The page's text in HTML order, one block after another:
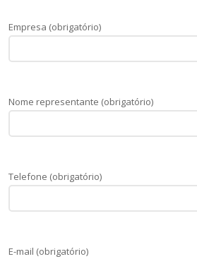
Empresa (obrigatório)
Nome representante (obrigatório)
Telefone (obrigatório)
E-mail (obrigatório)